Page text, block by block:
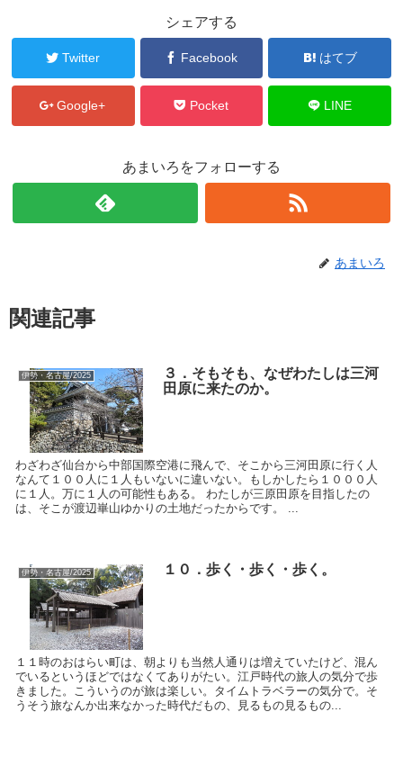
シェアする
Twitter Facebook はてブ
Google+ Pocket LINE
あまいろをフォローする
あまいろ
関連記事
伊勢・名古屋/2025
３．そもそも、なぜわたしは三河
田原に来たのか。
わざわざ仙台から中部国際空港に飛んで、そこから三河田原に行く人
なんて１００人に１人もいないに違いない。もしかしたら１０００人
に１人。万に１人の可能性もある。 わたしが三原田原を目指したの
は、そこが渡辺崋山ゆかりの土地だったからです。 ...
伊勢・名古屋/2025 １０．歩く・歩く・歩く。
１１時のおはらい町は、朝よりも当然人通りは増えていたけど、混ん
でいるというほどではなくてありがたい。江戸時代の旅人の気分で歩
きました。こういうのが旅は楽しい。タイムトラベラーの気分で。そ
うそう旅なんか出来なかった時代だもの、見るもの見るもの...